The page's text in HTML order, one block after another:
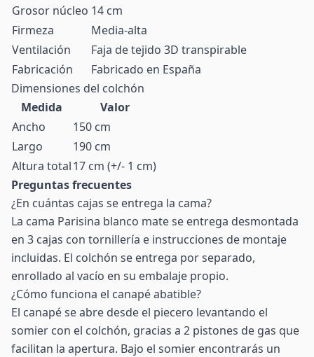
Grosor núcleo 14 cm
Firmeza
Media-alta
Ventilación
Faja de tejido 3D transpirable
Fabricación
Fabricado en España
Dimensiones del colchón
Medida
Valor
Ancho
150 cm
Largo
190 cm
Altura total17 cm (+/- 1 cm)
Preguntas frecuentes
¿En cuántas cajas se entrega la cama?
La cama Parisina blanco mate se entrega desmontada
en 3 cajas con tornillería e instrucciones de montaje
incluidas. El colchón se entrega por separado,
enrollado al vacío en su embalaje propio.
¿Cómo funciona el canapé abatible?
El canapé se abre desde el piecero levantando el
somier con el colchón, gracias a 2 pistones de gas que
facilitan la apertura. Bajo el somier encontrarás un